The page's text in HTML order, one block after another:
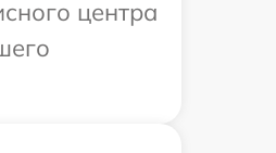
центра